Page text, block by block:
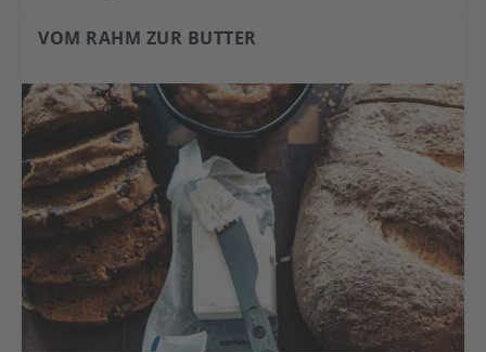
VOM RAHM ZUR BUTTER